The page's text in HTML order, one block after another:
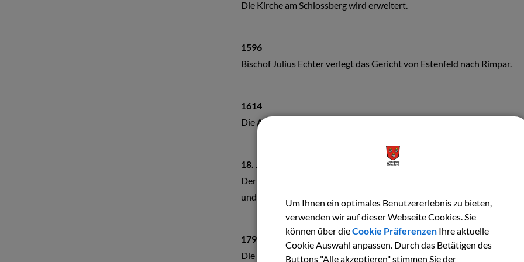
Die Kirche am Schlossberg wird erweitert.
1596
Bischof Julius Echter verlegt das Gericht von Estenfeld nach Rimpar.
1614
Die Alte Kirche (in ihrer heutigen Gestalt) wird neu errichtet.
18. Jh.
Der Hofbildhauermeister Johann Peter Wagner fertigt für die
und die beiden Seitenaltäre.
1796
Die Schlacht vor Würzburg findet statt.
Um Ihnen ein optimales Benutzererlebnis zu bieten,
verwenden wir auf dieser Webseite Cookies. Sie
können über dieCookie PräferenzenIhre aktuelle
Cookie Auswahl anpassen. Durch das Betätigen des
Buttons "Alle akzeptieren" stimmen Sie der